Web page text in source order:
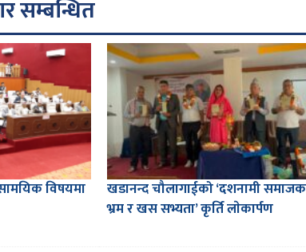
सम्बन्धित
विषयमा
खडानन्द चौलागाईको ‘दशनामी
भ्रम र खस सभ्यता’ कृर्ति लाेकार्पण